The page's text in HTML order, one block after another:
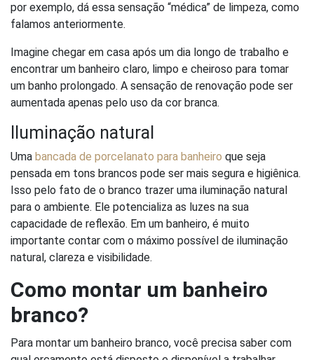
por exemplo, dá essa sensação “médica” de limpeza, como
falamos anteriormente.
Imagine chegar em casa após um dia longo de trabalho e
encontrar um banheiro claro, limpo e cheiroso para tomar
um banho prolongado. A sensação de renovação pode ser
aumentada apenas pelo uso da cor branca.
Iluminação natural
Uma bancada de porcelanato para banheiro que seja
pensada em tons brancos pode ser mais segura e higiênica.
Isso pelo fato de o branco trazer uma iluminação natural
para o ambiente. Ele potencializa as luzes na sua
capacidade de reflexão. Em um banheiro, é muito
importante contar com o máximo possível de iluminação
natural, clareza e visibilidade.
Como montar um banheiro
branco?
Para montar um banheiro branco, você precisa saber com